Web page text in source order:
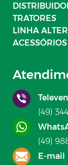
TRATORES
LINHA
(49)
(49)
E-mail